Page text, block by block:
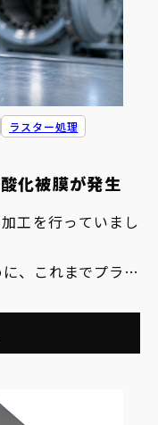
化被膜が発生
ラスター処理
工を行っていまし
、これまでプラズ